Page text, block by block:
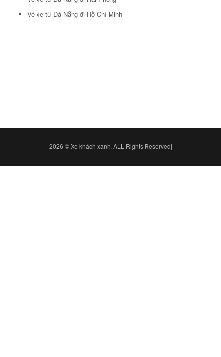
Vé xe từ Đà Nẵng đi Hồ Chí Minh
2026 © Xe khách xanh. ALL Rights Reserved|